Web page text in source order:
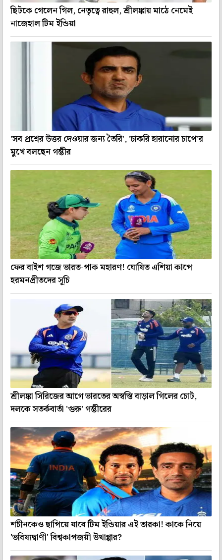
ছিটকে গেলেন গিল, নেতৃত্বে রাহুল, শ্রীলঙ্কায় মাঠে নেমেই
নাজেহাল টিম ইন্ডিয়া
'সব প্রশ্নের উত্তর দেওয়ার জন্য তৈরি', 'চাকরি হারানোর চাপে'র
মুখে বলছেন গম্ভীর
ফের বাইশ গজে ভারত-পাক মহারণ! ঘোষিত এশিয়া কাপে
হরমনপ্রীতদের সূচি
শ্রীলঙ্কা সিরিজের আগে ভারতের অস্বস্তি বাড়াল গিলের চোট,
দলকে সতর্কবার্তা 'গুরু' গম্ভীরের
শচীনকেও ছাপিয়ে যাবে টিম ইন্ডিয়ার এই তারকা! কাকে নিয়ে
'ভবিষ্যদ্বাণী' বিশ্বকাপজয়ী উথাপ্পার?